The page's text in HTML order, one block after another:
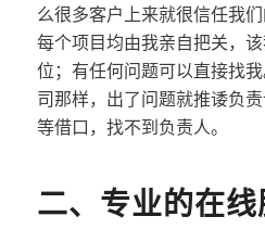
么很多客户上来就很信任我
每个项目均由我亲自把关，
位；有任何问题可以直接找
司那样，出了问题就推诿负
等借口，找不到负责人。
二、专业的在